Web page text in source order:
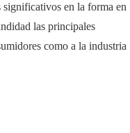
significativos en la forma en
las principales
como a la industria